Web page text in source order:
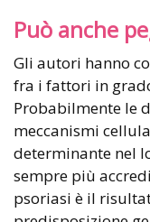
Può anche
Gli autori hanno
fra i fattori in
Probabilmente le
meccanismi
determinante nel
sempre più
psoriasi è il